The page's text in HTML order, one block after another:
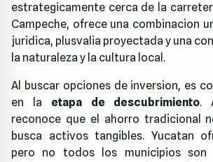
estrategicamente cerca de la
Campeche, ofrece una combinacion
juridica, plusvalia proyectada y una
la naturaleza y la cultura local.
Al buscar opciones de inversion, es
en la etapa de descubrimiento.
reconoce que el ahorro tradicional
busca activos tangibles. Yucatan
pero no todos los municipios son